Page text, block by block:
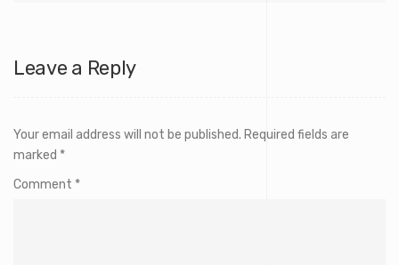
Leave a Reply
Your email address will not be published. Required fields are
marked *
Comment *